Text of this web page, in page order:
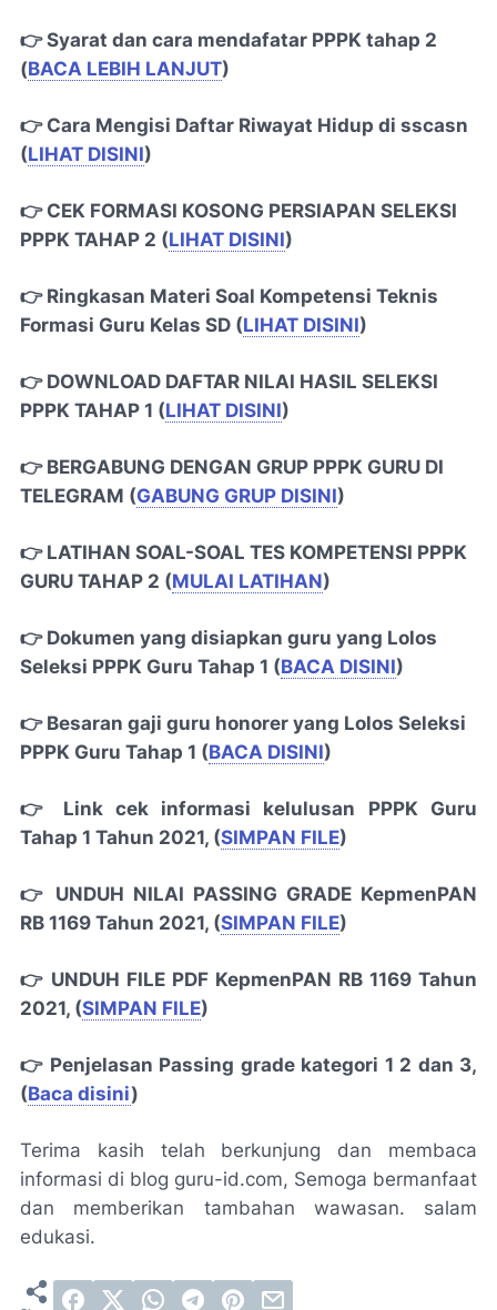
👉 Syarat dan cara mendafatar PPPK tahap 2
(BACA LEBIH LANJUT)
👉 Cara Mengisi Daftar Riwayat Hidup di sscasn
(LIHAT DISINI)
👉 CEK FORMASI KOSONG PERSIAPAN SELEKSI
PPPK TAHAP 2 (LIHAT DISINI)
👉 Ringkasan Materi Soal Kompetensi Teknis
Formasi Guru Kelas SD (LIHAT DISINI)
👉 DOWNLOAD DAFTAR NILAI HASIL SELEKSI
PPPK TAHAP 1 (LIHAT DISINI)
👉 BERGABUNG DENGAN GRUP PPPK GURU DI
TELEGRAM (GABUNG GRUP DISINI)
👉 LATIHAN SOAL-SOAL TES KOMPETENSI PPPK
GURU TAHAP 2 (MULAI LATIHAN)
👉 Dokumen yang disiapkan guru yang Lolos
Seleksi PPPK Guru Tahap 1 (BACA DISINI)
👉 Besaran gaji guru honorer yang Lolos Seleksi
PPPK Guru Tahap 1 (BACA DISINI)
👉 Link cek informasi kelulusan PPPK Guru
Tahap 1 Tahun 2021, (SIMPAN FILE)
👉 UNDUH NILAI PASSING GRADE KepmenPAN
RB 1169 Tahun 2021, (SIMPAN FILE)
👉 UNDUH FILE PDF KepmenPAN RB 1169 Tahun
2021, (SIMPAN FILE)
👉 Penjelasan Passing grade kategori 1 2 dan 3,
(Baca disini)
Terima kasih telah berkunjung dan membaca
informasi di blog guru-id.com, Semoga bermanfaat
dan memberikan tambahan wawasan. salam
edukasi.